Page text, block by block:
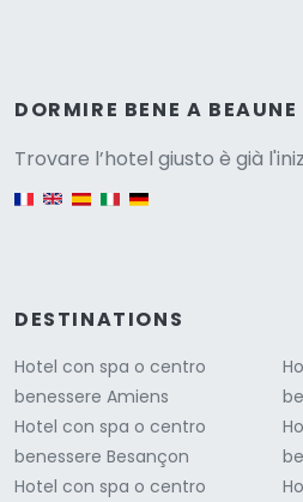
DORMIRE BENE A BEAUNE
Trovare l’hotel giusto è già
DESTINATIONS
Hotel con spa o centro
benessere Amiens
Hotel con spa o centro
benessere Besançon
Hotel con spa o centro